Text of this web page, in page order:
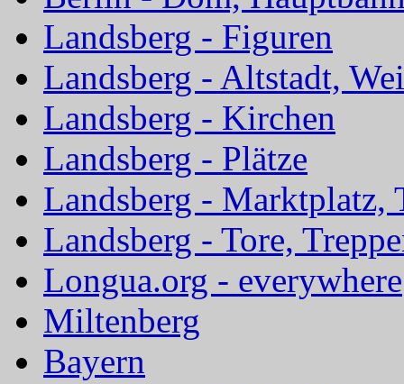
Landsberg - Figuren
Landsberg - Altstadt,
Landsberg - Kirchen
Landsberg - Plätze
Landsberg - Marktplatz,
Landsberg - Tore,
Longua.org - everywhere
Miltenberg
Bayern